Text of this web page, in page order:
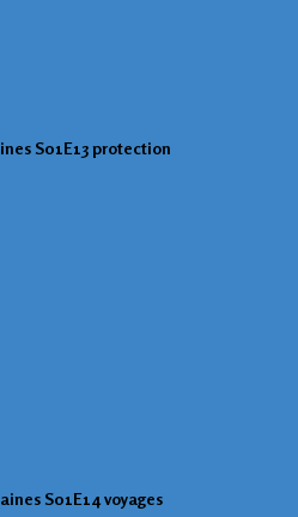
S01E13 protection
S01E14 voyages